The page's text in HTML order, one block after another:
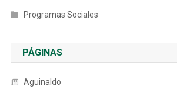
Programas Sociales
PÁGINAS
Aguinaldo